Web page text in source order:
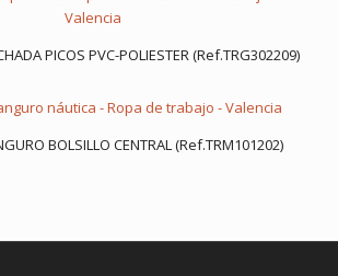
PICOS PVC-POLIESTER (Ref.TRG302209)
BOLSILLO CENTRAL (Ref.TRM101202)